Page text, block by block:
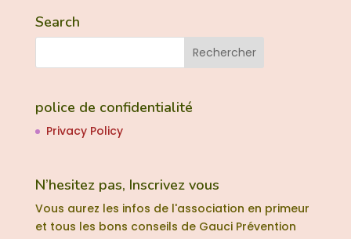
Search
police de confidentialité
Privacy Policy
N’hesitez pas, Inscrivez vous
Vous aurez les infos de l'association en primeur
et tous les bons conseils de Gauci Prévention